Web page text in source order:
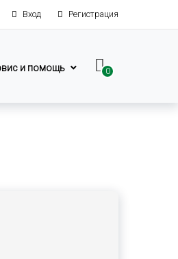
Вход Регистрация
и помощь 0